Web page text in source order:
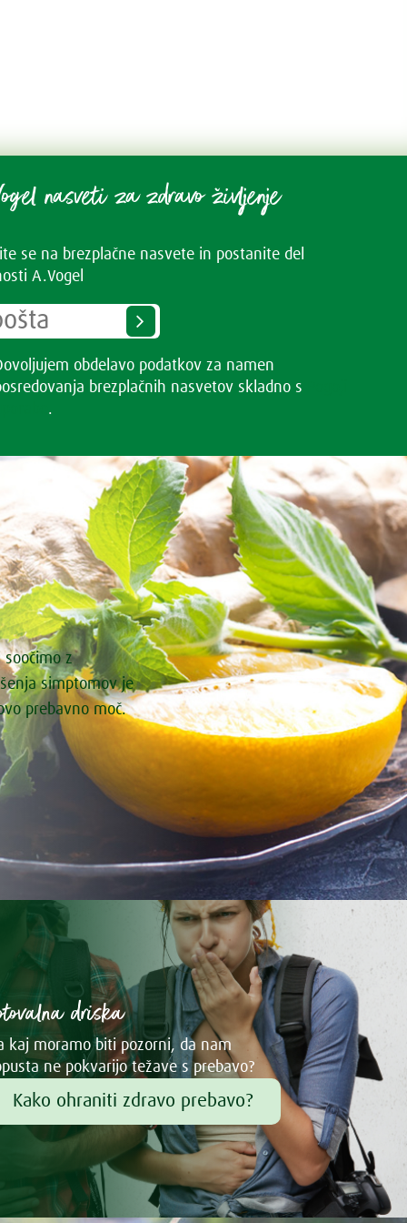
nasveti za zdravo življenje
se na brezplačne nasvete in postanite del
A.Vogel
obdelavo podatkov za namen
brezplačnih nasvetov skladno s
.
z
simptomov je
prebavno moč.
driska
kaj moramo biti pozorni, da nam
ne pokvarijo težave s prebavo?
Kako ohraniti zdravo prebavo?